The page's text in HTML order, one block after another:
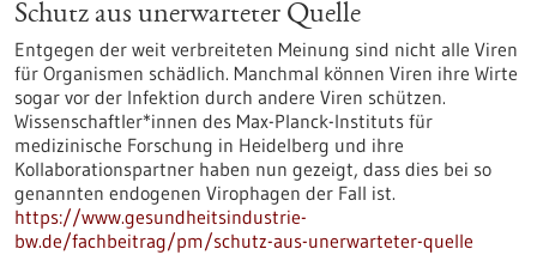
Schutz aus unerwarteter Quelle
Entgegen der weit verbreiteten Meinung sind nicht alle Viren
für Organismen schädlich. Manchmal können Viren ihre Wirte
sogar vor der Infektion durch andere Viren schützen.
Wissenschaftler*innen des Max-Planck-Instituts für
medizinische Forschung in Heidelberg und ihre
Kollaborationspartner haben nun gezeigt, dass dies bei so
genannten endogenen Virophagen der Fall ist.
https://www.gesundheitsindustrie-
bw.de/fachbeitrag/pm/schutz-aus-unerwarteter-quelle